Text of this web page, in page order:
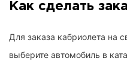
Как сделать
Для заказа кабриолета на
выберите автомобиль в